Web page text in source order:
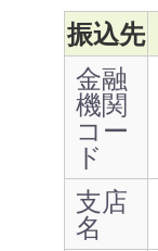
振込先
金融
機関
コー
ド
支店
名